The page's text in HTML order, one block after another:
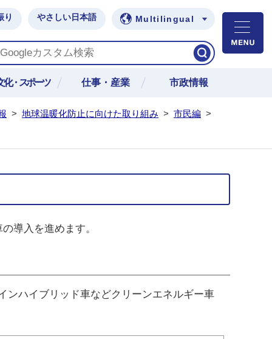
り やさしい日本語 Multilingual
化・スポーツ 仕事・産業 市政情報
> 地球温暖化防止に向けた取り組み > 市民編 >
導入を進めます。
ンハイブリッド車などクリーンエネルギー車